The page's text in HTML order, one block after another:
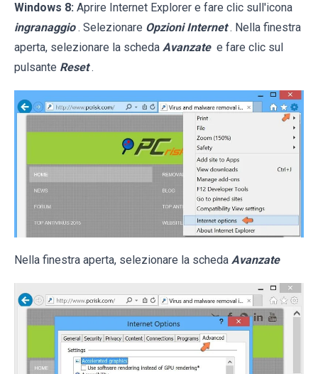
Windows 8: Aprire Internet Explorer e fare clic sull'icona
ingranaggio . Selezionare Opzioni Internet . Nella finestra
aperta, selezionare la scheda Avanzate e fare clic sul
pulsante Reset .
Nella finestra aperta, selezionare la scheda Avanzate